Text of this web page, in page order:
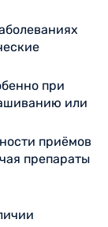
при
или
приёмов
препараты